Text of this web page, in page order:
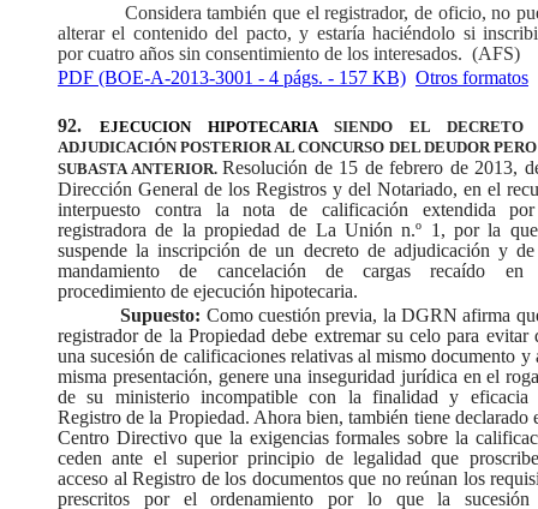
Considera también que el registrador, de oficio, no
alterar el contenido del pacto, y estaría haciéndolo si
por cuatro años sin consentimiento de los interesados. (AFS)
PDF (BOE-A-2013-3001 - 4 págs. - 157 KB) Otros formatos
92. EJECUCION HIPOTECARIA SIENDO EL DECRETO
ADJUDICACIÓN POSTERIOR AL CONCURSO DEL DEUDOR
SUBASTA ANTERIOR. Resolución de 15 de febrero de 2013,
Dirección General de los Registros y del Notariado, en el
interpuesto contra la nota de calificación extendida
registradora de la propiedad de La Unión n.º 1, por la
suspende la inscripción de un decreto de adjudicación y
mandamiento de cancelación de cargas recaído en
procedimiento de ejecución hipotecaria.
Supuesto: Como cuestión previa, la DGRN afirma
registrador de la Propiedad debe extremar su celo para evitar
una sucesión de calificaciones relativas al mismo documento y
misma presentación, genere una inseguridad jurídica en el
de su ministerio incompatible con la finalidad y eficacia
Registro de la Propiedad. Ahora bien, también tiene declarado
Centro Directivo que la exigencias formales sobre la
ceden ante el superior principio de legalidad que
acceso al Registro de los documentos que no reúnan los
prescritos por el ordenamiento por lo que la sucesión